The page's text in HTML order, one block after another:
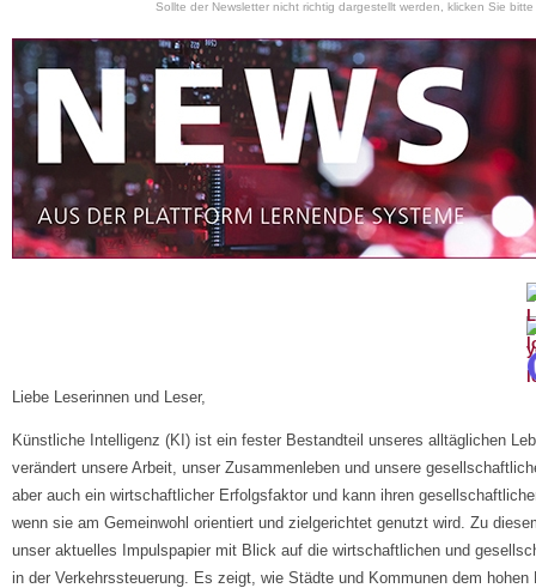
Sollte der Newsletter nicht richtig dargestellt werden, klicken Sie bitte
Liebe Leserinnen und Leser,
Künstliche Intelligenz (KI) ist ein fester Bestandteil unseres alltäglichen
verändert unsere Arbeit, unser Zusammenleben und unsere
aber auch ein wirtschaftlicher Erfolgsfaktor und kann ihren
wenn sie am Gemeinwohl orientiert und zielgerichtet genutzt wird. Zu
unser aktuelles Impulspapier mit Blick auf die wirtschaftlichen und
in der Verkehrssteuerung. Es zeigt, wie Städte und Kommunen dem